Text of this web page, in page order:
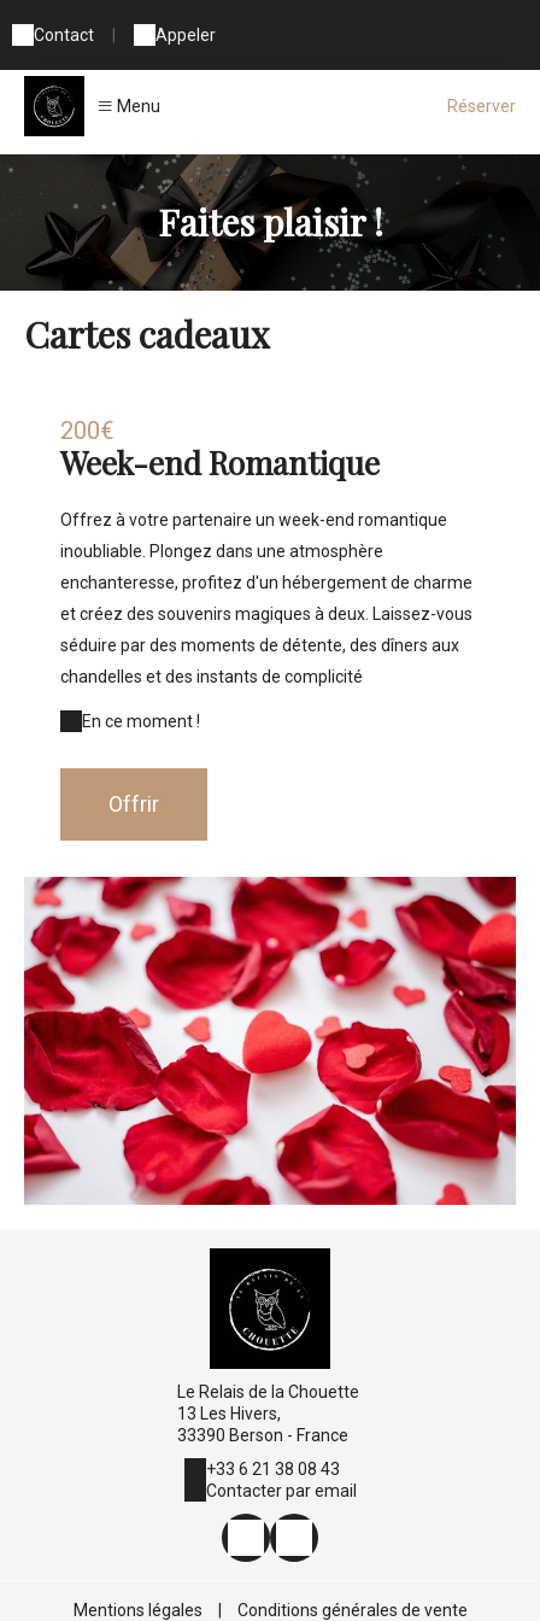
Contact Appeler
Menu Réserver
Faites plaisir !
Cartes cadeaux
200€
Week-end Romantique
Offrez à votre partenaire un week-end romantique
inoubliable. Plongez dans une atmosphère
enchanteresse, profitez d'un hébergement de charme
et créez des souvenirs magiques à deux. Laissez-vous
séduire par des moments de détente, des dîners aux
chandelles et des instants de complicité
En ce moment !
Offrir
Le Relais de la Chouette
13 Les Hivers,
33390 Berson - France
+33 6 21 38 08 43
Contacter par email
Mentions légales Conditions générales de vente